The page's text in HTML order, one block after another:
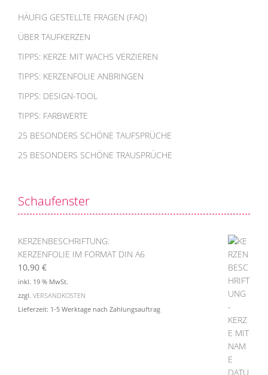
HÄUFIG GESTELLTE FRAGEN (FAQ)
ÜBER TAUFKERZEN
TIPPS: KERZE MIT WACHS VERZIEREN
TIPPS: KERZENFOLIE ANBRINGEN
TIPPS: DESIGN-TOOL
TIPPS: FARBWERTE
25 BESONDERS SCHÖNE TAUFSPRÜCHE
25 BESONDERS SCHÖNE TRAUSPRÜCHE
Schaufenster
KERZENBESCHRIFTUNG:
KERZENFOLIE IM FORMAT DIN A6
10,90 €
inkl. 19 % MwSt.
zzgl. VERSANDKOSTEN
Lieferzeit: 1-5 Werktage nach Zahlungsauftrag